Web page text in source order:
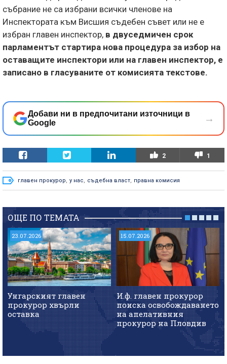
събрание не са избрани всички членове на
Инспектората към Висшия съдебен съвет или не е
избран главен инспектор, в двуседмичен срок
парламентът стартира нова процедура за избор на
оставащите инспектори или на главен инспектор, е
записано в гласуваните от комисията текстове.
Добави ни в предпочитани източници в
Google
→
2 1
главен прокурор, у нас, съдебна власт, правна комисия
ОЩЕ ПО ТЕМАТА
23.07.2026
Унгарският главен
прокурор хвърли
оставка
15.07.2026
И.ф. главен прокурор
поиска освобождаването
на апелативния
прокурор на Пловдив